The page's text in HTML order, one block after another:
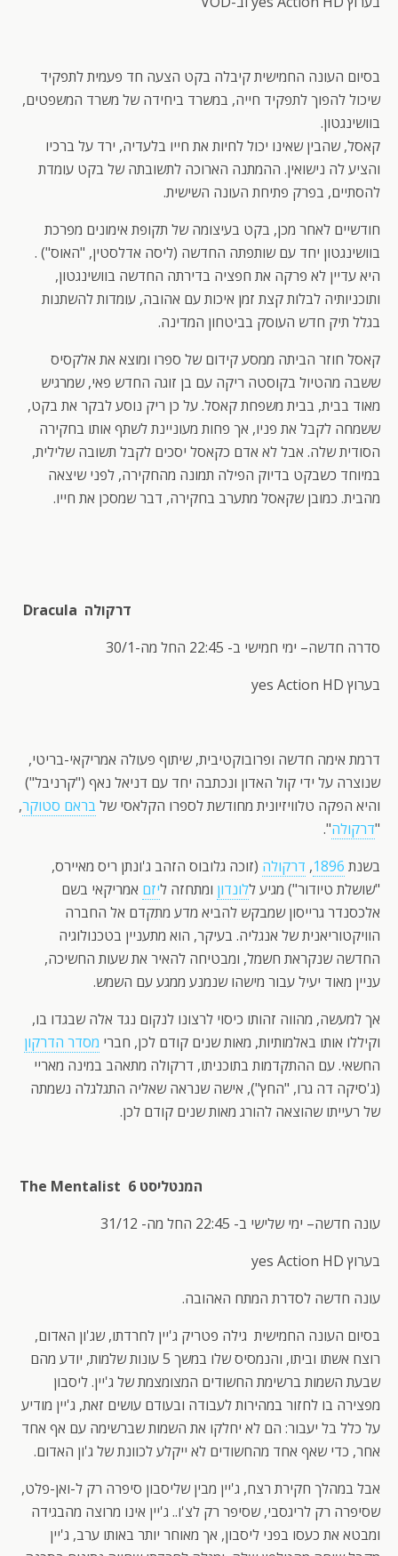
בסיום העונה החמישית קיבלה בקט הצעה חד פעמית לתפקיד
שיכול להפוך לתפקיד חייה, במשרד ביחידה של משרד המשפטים,
בוושינגטון.
קאסל, שהבין שאינו יכול לחיות את חייו בלעדיה, ירד על ברכיו
והציע לה נישואין. ההמתנה הארוכה לתשובתה של בקט עומדת
להסתיים, בפרק פתיחת העונה השישית.
חודשיים לאחר מכן, בקט בעיצומה של תקופת אימונים מפרכת
בוושינגטון יחד עם שותפתה החדשה (ליסה אדלסטין, "האוס") .
היא עדיין לא פרקה את חפציה בדירתה החדשה בוושינגטון,
ותוכניותיה לבלות קצת זמן איכות עם אהובה, עומדות להשתנות
בגלל תיק חדש העוסק בביטחון המדינה.
קאסל חוזר הביתה ממסע קידום של ספרו ומוצא את אלקסיס
ששבה מהטיול בקוסטה ריקה עם בן זוגה החדש פאי, שמרגיש
מאוד בבית, בבית משפחת קאסל. על כן ריק נוסע לבקר את בקט,
ששמחה לקבל את פניו, אך פחות מעוניינת לשתף אותו בחקירה
הסודית שלה. אבל לא אדם כקאסל יסכים לקבל תשובה שלילית,
במיוחד כשבקט בדיוק הפילה תמונה מהחקירה, לפני שיצאה
מהבית. כמובן שקאסל מתערב בחקירה, דבר שמסכן את חייו.
דרקולה Dracula
סדרה חדשה– ימי חמישי ב- 22:45 החל מה-30/1
בערוץ yes Action HD
דרמת אימה חדשה ופרובוקטיבית, שיתוף פעולה אמריקאי-בריטי,
שנוצרה על ידי קול האדון ונכתבה יחד עם דניאל נאף ("קרניבל")
והיא הפקה טלוויזיונית מחודשת לספרו הקלאסי של בראם סטוקר,
"דרקולה".
בשנת 1896
, דרקולה (זוכה גלובוס הזהב ג'ונתן ריס מאיירס,
"שושלת טיודור") מגיע ללונדון ומתחזה ליזם אמריקאי בשם
אלכסנדר גרייסון שמבקש להביא מדע מתקדם אל החברה
הוויקטוריאנית של אנגליה. בעיקר, הוא מתעניין בטכנולוגיה
החדשה שנקראת חשמל, ומבטיחה להאיר את שעות החשיכה,
עניין מאוד יעיל עבור מישהו שנמנע ממגע עם השמש.
אך למעשה, מהווה זהותו כיסוי לרצונו לנקום נגד אלה שבגדו בו,
וקיללו אותו באלמותיות, מאות שנים קודם לכן, חברי מסדר הדרקון
החשאי. עם ההתקדמות בתוכניתו, דרקולה מתאהב במינה מאריי
(ג'סיקה דה גרו, "החץ"), אישה שנראה שאליה התגלגלה נשמתה
של רעייתו שהוצאה להורג מאות שנים קודם לכן.
המנטליסט 6 The Mentalist
עונה חדשה– ימי שלישי ב- 22:45 החל מה- 31/12
בערוץ yes Action HD
עונה חדשה לסדרת המתח האהובה.
בסיום העונה החמישית גילה פטריק ג'יין לחרדתו, שג'ון האדום,
רוצח אשתו וביתו, והנמסיס שלו במשך 5 עונות שלמות, יודע מהם
שבעת השמות ברשימת החשודים המצומצמת של ג'יין. ליסבון
מפצירה בו לחזור במהירות לעבודה ובעודם עושים זאת, ג'יין מודיע
על כלל בל יעבור: הם לא יחלקו את השמות שברשימה עם אף אחד
אחר, כדי שאף אחד מהחשודים לא ייקלע לכוונת של ג'ון האדום.
אבל במהלך חקירת רצח, ג'יין מבין שליסבון סיפרה רק ל-ואן-פלט,
שסיפרה רק לריגסבי, שסיפר רק לצ'ו.. ג'יין אינו מרוצה מהבגידה
ומבטא את כעסו בפני ליסבון, אך מאוחר יותר באותו ערב, ג'יין